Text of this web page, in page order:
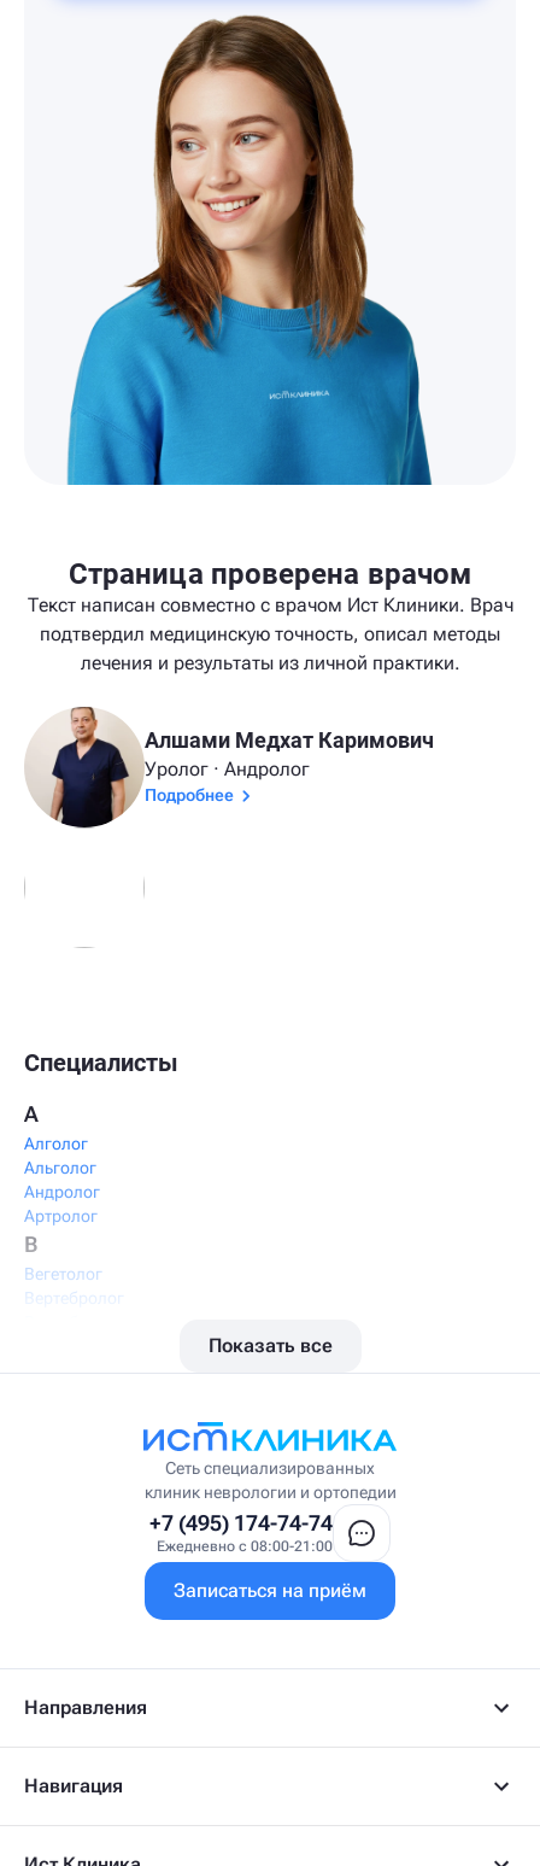
Страница проверена врачом
Текст написан совместно с врачом Ист Клиники. Врач
подтвердил медицинскую точность, описал методы
лечения и результаты из личной практики.
Алшами Медхат Каримович
Уролог · Андролог
Подробнее
Специалисты
А
Алголог
Альголог
Андролог
Артролог
В
Вегетолог
Вертебролог
Висцеральный массажист
Врач интегративной медицины
Врач первичного приёма
Гастроэнтеролог-гепатолог
Гериатр
Гинеколог
Гирудолог
Показать все
Сеть специализированных
клиник неврологии и ортопедии
+7 (495) 174-74-74
Ежедневно с 08:00-21:00
Записаться на приём
Направления
Навигация